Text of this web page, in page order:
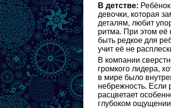
В детстве:
девочки, которая
деталям, любит
ритма. При этом её
быть редкое для
учит её не
В компании
громкого лидера,
в мире было
небрежность. Если
расцветает
глубоком